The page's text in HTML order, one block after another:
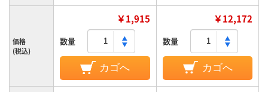
価格
(税込)
￥1,915
数量
カゴへ
￥12,172
数量
カゴへ